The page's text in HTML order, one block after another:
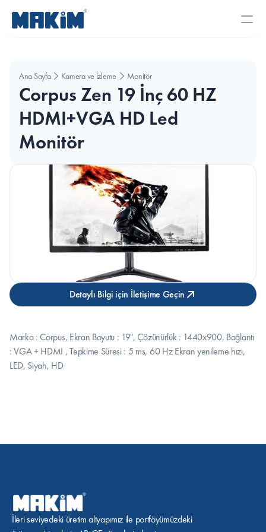
Ana Sayfa Kamera ve İzleme Sistemleri
Monitör
Corpus Zen 19 İnç 60 HZ
HDMI+VGA HD Led
Monitör
Detaylı Bilgi için İletişime Geçin
Marka : Corpus, Ekran Boyutu : 19", Çözünürlük : 1440x900, Bağlantı
: VGA + HDMI , Tepkime Süresi : 5 ms, 60 Hz Ekran yenileme hızı,
LED, Siyah, HD
İleri seviyedeki üretim altyapımız ile portföyümüzdeki